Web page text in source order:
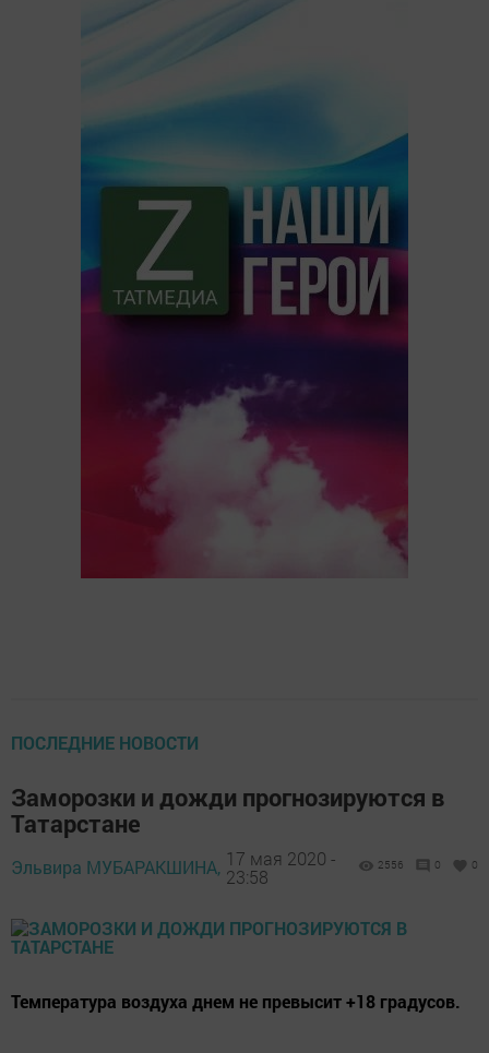
ПОСЛЕДНИЕ НОВОСТИ
Заморозки и дожди прогнозируются в
Татарстане
Эльвира МУБАРАКШИНА, 17 мая 2020 -
23:58
2556 0 0
Температура воздуха днем не превысит +18 градусов.